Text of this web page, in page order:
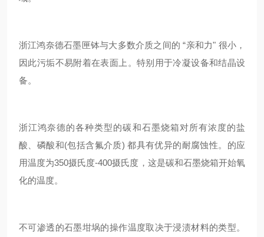
浙江鸿奈德石墨匣钵与大多数介质之间的 “亲和力" 很小，
因此污垢不易附着在表面上。特别用于冷凝设备和结晶设
备。
浙江鸿奈德的各种类型的碳和石墨烧箱对所有浓度的盐
酸、磷酸和(包括含氟介质) 都具有优异的耐腐蚀性。的应
用温度为350摄氏度-400摄氏度，这是碳和石墨烧箱开始氧
化的温度。
不可渗透的石墨坩埚的操作温度取决于浸渍材料的类型。